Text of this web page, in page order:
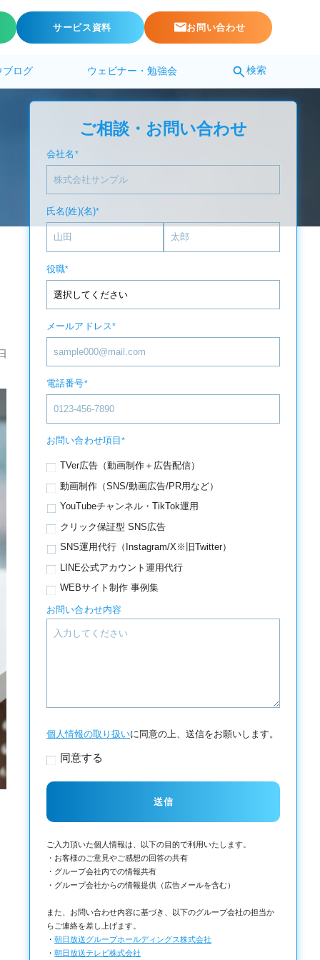
サービス資料 お問い合わせ
ブログ ウェビナー・勉強会 検索
ご相談・お問い合わせ
会社名 *
氏名(姓)(名)*
役職*
メールアドレス*
電話番号*
お問い合わせ項目*
TVer広告（動画制作＋広告配信）
動画制作（SNS/動画広告/PR用など）
YouTubeチャンネル・TikTok運用
クリック保証型 SNS広告
SNS運用代行（Instagram/X※旧Twitter）
LINE公式アカウント運用代行
WEBサイト制作 事例集
お問い合わせ内容
個人情報の取り扱いに同意の上、送信をお願いします。
同意する
ご入力頂いた個人情報は、以下の目的で利用いたします。
・お客様のご意見やご感想の回答の共有
・グループ会社内での情報共有
・グループ会社からの情報提供（広告メールを含む）
また、お問い合わせ内容に基づき、以下のグループ会社の担当か
らご連絡を差し上げます。
・朝日放送グループホールディングス株式会社
・朝日放送テレビ株式会社